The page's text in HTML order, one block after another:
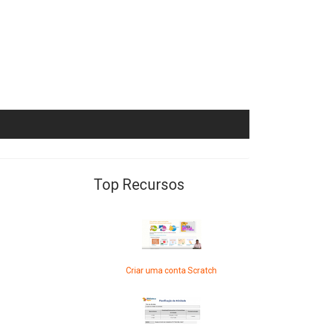
Top Recursos
Criar uma conta Scratch